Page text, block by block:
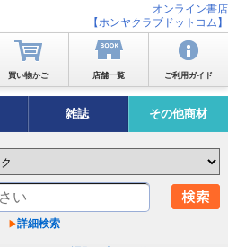
オンライン書店
【ホンヤクラブドットコム】
買い物かご 店舗一覧 ご利用ガイド
雑誌 その他商材
詳細検索